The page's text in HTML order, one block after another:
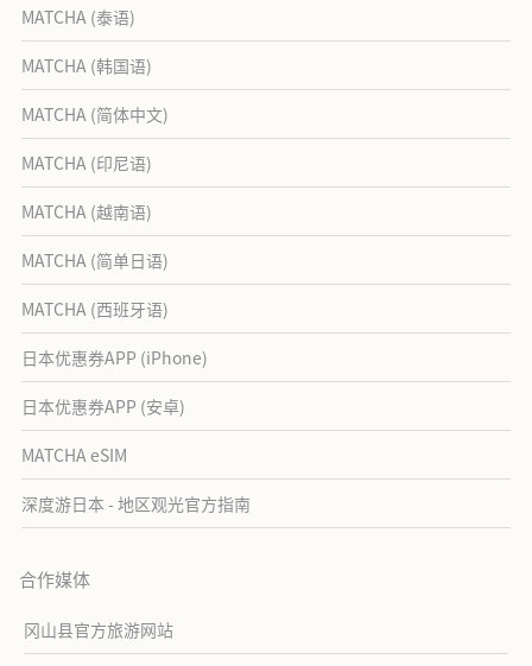
MATCHA (泰语)
MATCHA (韩国语)
MATCHA (简体中文)
MATCHA (印尼语)
MATCHA (越南语)
MATCHA (简单日语)
MATCHA (西班牙语)
日本优惠券APP (iPhone)
日本优惠券APP (安卓)
MATCHA eSIM
深度游日本 - 地区观光官方指南
合作媒体
冈山县官方旅游网站